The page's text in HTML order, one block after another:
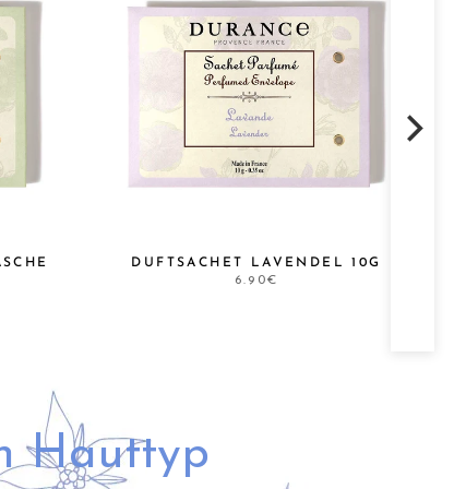
DUFTSACHET LAVENDEL 10G
6.90€
Hauttyp